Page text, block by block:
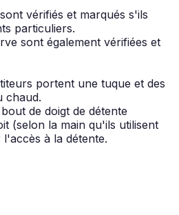
vérifiés et marqués s'ils
particuliers.
sont également vérifiées et
portent une tuque et des
chaud.
de doigt de détente
(selon la main qu'ils utilisent
à la détente.